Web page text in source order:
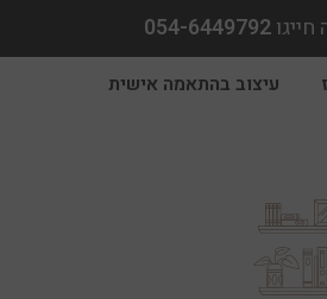
054-6449792
עיצוב בהתאמה אישית